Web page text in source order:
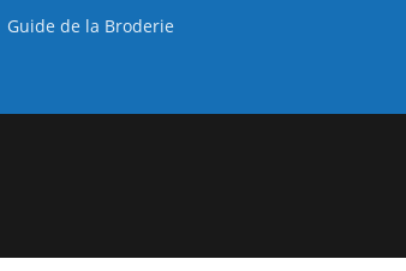
Guide de la Broderie